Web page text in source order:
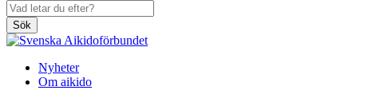
Sök
Nyheter
Om aikido